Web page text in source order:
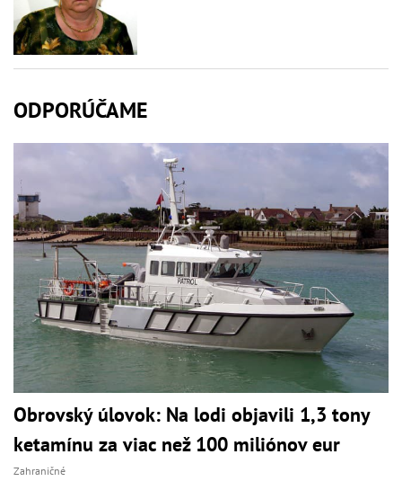
ODPORÚČAME
Obrovský úlovok: Na lodi objavili 1,3 tony
ketamínu za viac než 100 miliónov eur
Zahraničné